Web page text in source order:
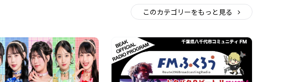
このカテゴリーをもっと見る